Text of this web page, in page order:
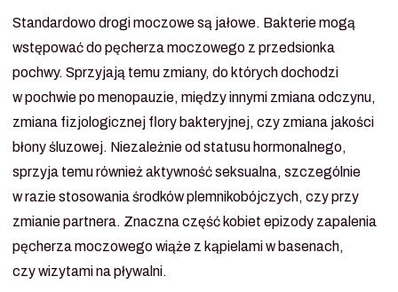
Standardowo drogi moczowe są jałowe. Bakterie mogą
wstępować do pęcherza moczowego z przedsionka
pochwy. Sprzyjają temu zmiany, do których dochodzi
w pochwie po menopauzie, między innymi zmiana odczynu,
zmiana fizjologicznej flory bakteryjnej, czy zmiana jakości
błony śluzowej. Niezależnie od statusu hormonalnego,
sprzyja temu również aktywność seksualna, szczególnie
w razie stosowania środków plemnikobójczych, czy przy
zmianie partnera. Znaczna część kobiet epizody zapalenia
pęcherza moczowego wiąże z kąpielami w basenach,
czy wizytami na pływalni.